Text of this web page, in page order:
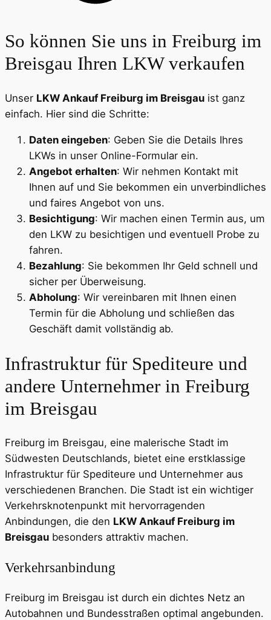
So können Sie uns in Freiburg im
Breisgau Ihren LKW verkaufen
Unser LKW Ankauf Freiburg im Breisgau ist ganz
einfach. Hier sind die Schritte:
Daten eingeben: Geben Sie die Details Ihres
LKWs in unser Online-Formular ein.
Angebot erhalten: Wir nehmen Kontakt mit
Ihnen auf und Sie bekommen ein unverbindliches
und faires Angebot von uns.
Besichtigung: Wir machen einen Termin aus, um
den LKW zu besichtigen und eventuell Probe zu
fahren.
Bezahlung: Sie bekommen Ihr Geld schnell und
sicher per Überweisung.
Abholung: Wir vereinbaren mit Ihnen einen
Termin für die Abholung und schließen das
Geschäft damit vollständig ab.
Infrastruktur für Spediteure und
andere Unternehmer in Freiburg
im Breisgau
Freiburg im Breisgau, eine malerische Stadt im
Südwesten Deutschlands, bietet eine erstklassige
Infrastruktur für Spediteure und Unternehmer aus
verschiedenen Branchen. Die Stadt ist ein wichtiger
Verkehrsknotenpunkt mit hervorragenden
Anbindungen, die den LKW Ankauf Freiburg im
Breisgau besonders attraktiv machen.
Verkehrsanbindung
Freiburg im Breisgau ist durch ein dichtes Netz an
Autobahnen und Bundesstraßen optimal angebunden.